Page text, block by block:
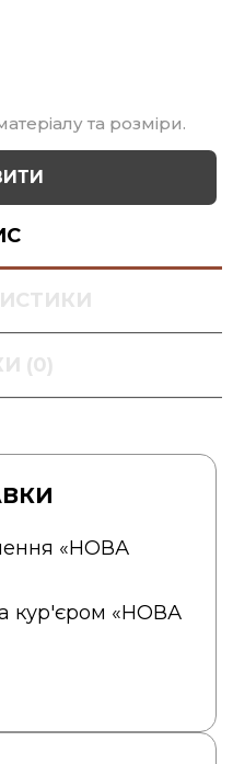
та розміри.
(0)
«НОВА
кур'єром «НОВА